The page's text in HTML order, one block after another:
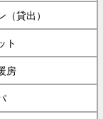
（貸出）
ト
房